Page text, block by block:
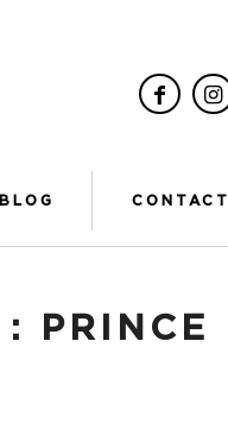
BLOG CONTACT
:
PRINCE